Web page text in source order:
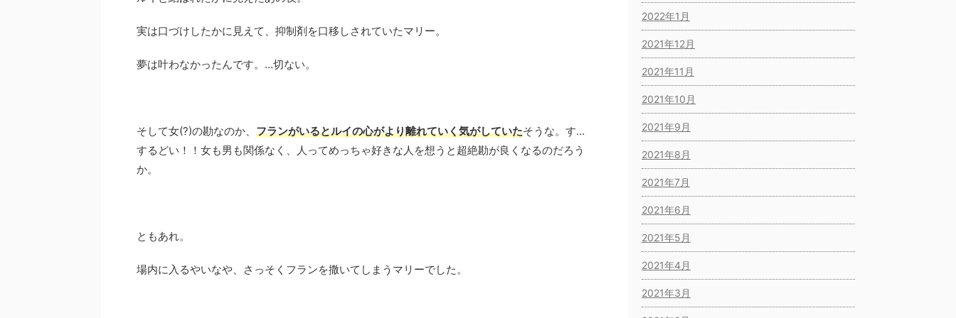
実は口づけしたかに見えて、抑制剤を口移しされていたマリー。
夢は叶わなかったんです。…切ない。
そして女(?)の勘なのか、 フランがいるとルイの心がより離れていく気がしていたそうな。す…
するどい！！女も男も関係なく、人ってめっちゃ好きな人を想うと超絶勘が良くなるのだろう
か。
ともあれ。
場内に入るやいなや、さっそくフランを撒いてしまうマリーでした。
2022年1月
2021年12月
2021年11月
2021年10月
2021年9月
2021年8月
2021年7月
2021年6月
2021年5月
2021年4月
2021年3月